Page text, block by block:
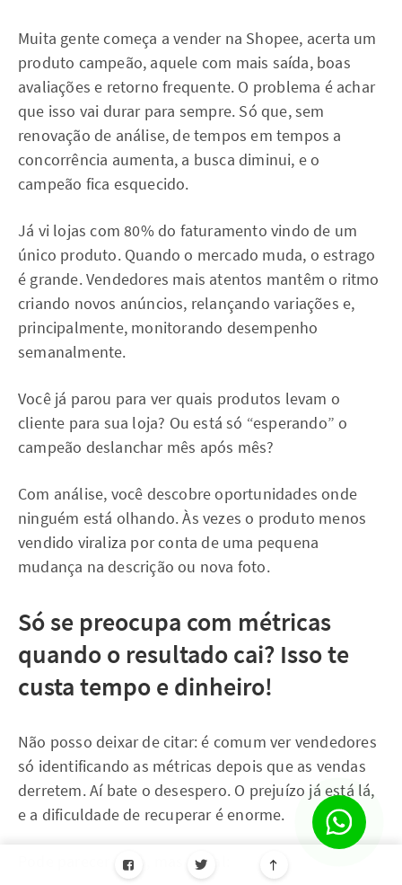
Muita gente começa a vender na Shopee, acerta um
produto campeão, aquele com mais saída, boas
avaliações e retorno frequente. O problema é achar
que isso vai durar para sempre. Só que, sem
renovação de análise, de tempos em tempos a
concorrência aumenta, a busca diminui, e o
campeão fica esquecido.
Já vi lojas com 80% do faturamento vindo de um
único produto. Quando o mercado muda, o estrago
é grande. Vendedores mais atentos mantêm o ritmo
criando novos anúncios, relançando variações e,
principalmente, monitorando desempenho
semanalmente.
Você já parou para ver quais produtos levam o
cliente para sua loja? Ou está só “esperando” o
campeão deslanchar mês após mês?
Com análise, você descobre oportunidades onde
ninguém está olhando. Às vezes o produto menos
vendido viraliza por conta de uma pequena
mudança na descrição ou nova foto.
Só se preocupa com métricas
quando o resultado cai? Isso te
custa tempo e dinheiro!
Não posso deixar de citar: é comum ver vendedores
só identificando as métricas depois que as vendas
derretem. Aí bate o desespero. O prejuízo já está lá,
e a dificuldade de recuperar é enorme.
Pode parecer duro, mas é real: